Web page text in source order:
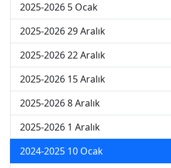
2025-2026 5 Ocak
2025-2026 29 Aralık
2025-2026 22 Aralık
2025-2026 15 Aralık
2025-2026 8 Aralık
2025-2026 1 Aralık
2024-2025 10 Ocak